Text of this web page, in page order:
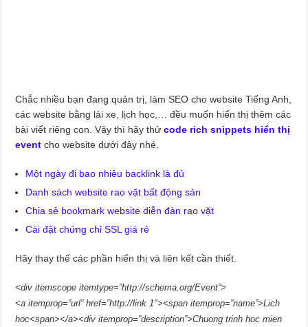
Chắc nhiều bạn đang quản trị, làm SEO cho website Tiếng Anh,
các website bằng lái xe, lịch học,… đều muốn hiển thị thêm các
bài viết riêng con. Vậy thì hãy thửcode rich snippets hiển thị
event cho website dưới đây nhé.
Một ngày đi bao nhiêu backlink là đủ
Danh sách website rao vặt bất động sản
Chia sẻ bookmark website diễn đàn rao vặt
Cài đặt chứng chỉ SSL giá rẻ
Hãy thay thế các phần hiển thị và liên kết cần thiết.
<div itemscope itemtype=”http://schema.org/Event”>
<a itemprop=”url” href=”http://link 1″><span itemprop=”name”>Lich
hoc<span></a><div itemprop=”description”>Chuong trinh hoc mien